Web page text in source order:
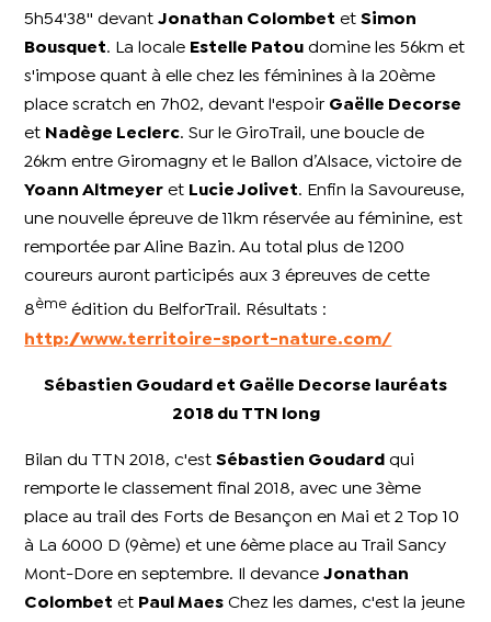
5h54'38'' devantJonathan Colombet etSimon
Bousquet. La locale Estelle Patou domine les 56km et
s'impose quant à elle chez les féminines à la 20ème
place scratch en 7h02, devant l'espoir Gaëlle Decorse
et Nadège Leclerc. Sur le GiroTrail, une boucle de
26km entre Giromagny et le Ballon d’Alsace, victoire de
Yoann Altmeyer et Lucie Jolivet. Enfin la Savoureuse,
une nouvelle épreuve de 11km réservée au féminine, est
remportée par Aline Bazin. Au total plus de 1200
coureurs auront participés aux 3 épreuves de cette
8ème édition du BelforTrail. Résultats :
http://www.territoire-sport-nature.com/
Sébastien Goudard et Gaëlle Decorse lauréats
2018 du TTN long
Bilan du TTN 2018, c'estSébastien Goudard qui
remporte le classement final 2018, avec une 3ème
place au trail des Forts de Besançon en Mai et 2 Top 10
à La 6000 D (9ème) et une 6ème place au Trail Sancy
Mont-Dore en septembre. Il devanceJonathan
Colombet et Paul Maes Chez les dames, c'est la jeune